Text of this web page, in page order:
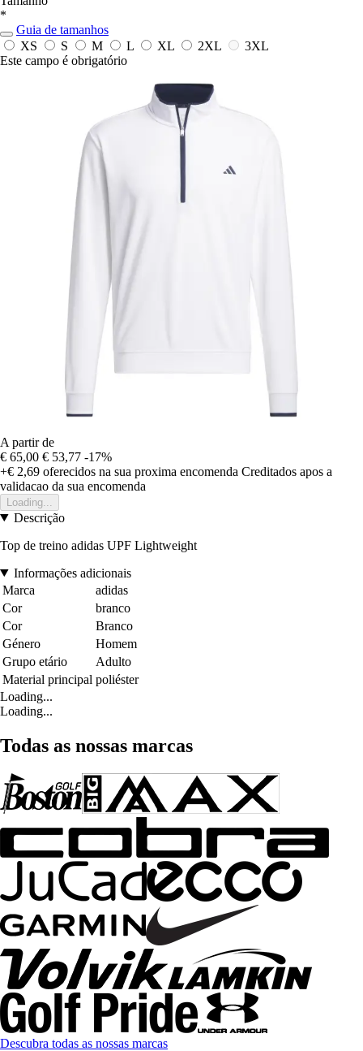
*
Guia de tamanhos
XS
S M L XL 2XL
3XL
Este campo é obrigatório
A partir de
€ 65,00 € 53,77 -17%
+€ 2,69 oferecidos na sua proxima encomenda Creditados apos a
validacao da sua encomenda
Loading...
Descrição
Top de treino adidas UPF Lightweight
Informações adicionais
Marca
adidas
Cor
branco
Cor
Branco
Género
Homem
Grupo etário
Adulto
Material principal poliéster
Loading...
Loading...
Todas as nossas marcas
Descubra todas as nossas marcas